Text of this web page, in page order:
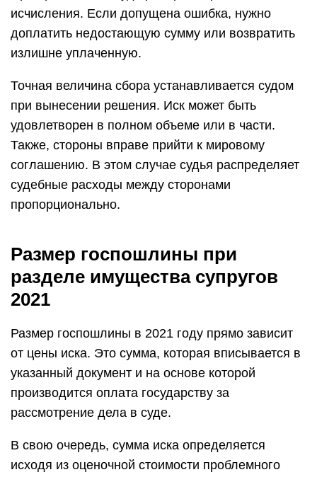
исчисления. Если допущена ошибка, нужно
доплатить недостающую сумму или возвратить
излишне уплаченную.
Точная величина сбора устанавливается судом
при вынесении решения. Иск может быть
удовлетворен в полном объеме или в части.
Также, стороны вправе прийти к мировому
соглашению. В этом случае судья распределяет
судебные расходы между сторонами
пропорционально.
Размер госпошлины при
разделе имущества супругов
2021
Размер госпошлины в 2021 году прямо зависит
от цены иска. Это сумма, которая вписывается в
указанный документ и на основе которой
производится оплата государству за
рассмотрение дела в суде.
В свою очередь, сумма иска определяется
исходя из оценочной стоимости проблемного